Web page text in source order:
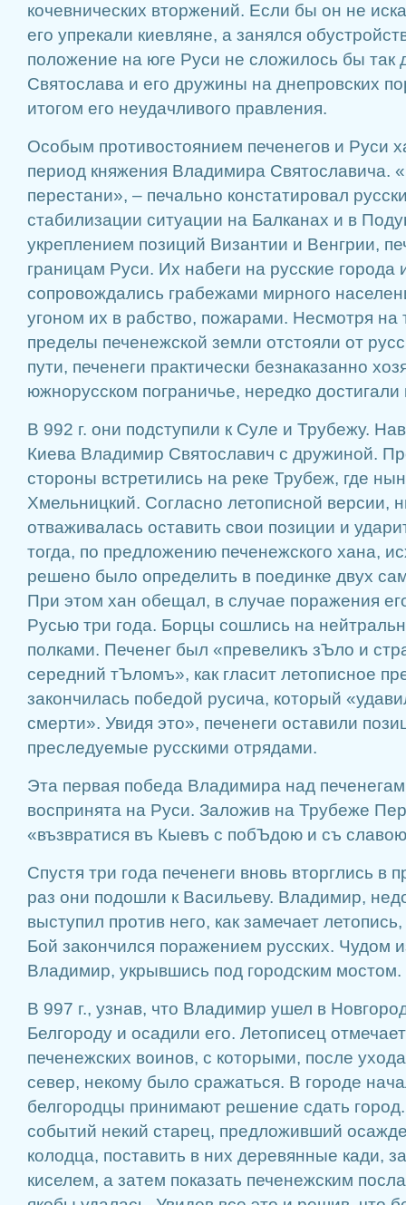
кочевнических вторжений. Если бы он не
его упрекали киевляне, а занялся
положение на юге Руси не сложилось бы так
Святослава и его дружины на днепровских
итогом его неудачливого правления.
Особым противостоянием печенегов и Руси
период княжения Владимира Святославича.
перестани», – печально констатировал
стабилизации ситуации на Балканах и в
укреплением позиций Византии и Венгрии,
границам Руси. Их набеги на русские города
сопровождались грабежами мирного
угоном их в рабство, пожарами. Несмотря на
пределы печенежской земли отстояли от
пути, печенеги практически безнаказанно
южнорусском пограничье, нередко достигали
В 992 г. они подступили к Суле и Трубежу.
Киева Владимир Святославич с дружиной.
стороны встретились на реке Трубеж, где
Хмельницкий. Согласно летописной версии,
отваживалась оставить свои позиции и
тогда, по предложению печенежского хана,
решено было определить в поединке двух
При этом хан обещал, в случае поражения
Русью три года. Борцы сошлись на
полками. Печенег был «превеликъ зЪло и
середний тЪломъ», как гласит летописное
закончилась победой русича, который
смерти». Увидя это», печенеги оставили
преследуемые русскими отрядами.
Эта первая победа Владимира над
воспринята на Руси. Заложив на Трубеже
«възвратися въ Кыевъ с побЪдою и съ
Спустя три года печенеги вновь вторглись в
раз они подошли к Васильеву. Владимир,
выступил против него, как замечает
Бой закончился поражением русских. Чудом
Владимир, укрывшись под городским мостом.
В 997 г., узнав, что Владимир ушел в
Белгороду и осадили его. Летописец
печенежских воинов, с которыми, после
север, некому было сражаться. В городе
белгородцы принимают решение сдать
событий некий старец, предложивший
колодца, поставить в них деревянные кади,
киселем, а затем показать печенежским